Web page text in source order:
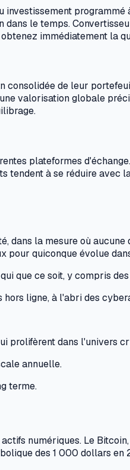
investissement
le temps.
immédiatement la
de leur
valorisation globale
plateformes
tendent à se réduire avec
la mesure où
quiconque évolue
que ce soit, y compris
ligne, à l'abri des
prolifèrent dans l'univers
annuelle.
terme.
numériques. Le
des 1 000 dollars